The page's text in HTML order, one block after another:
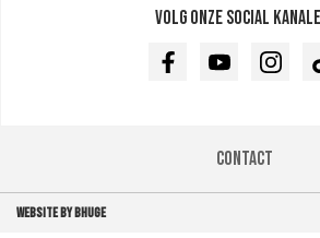
Volg onze social
FacebookYoutube
Contact
WEBSITE BY BHUGE